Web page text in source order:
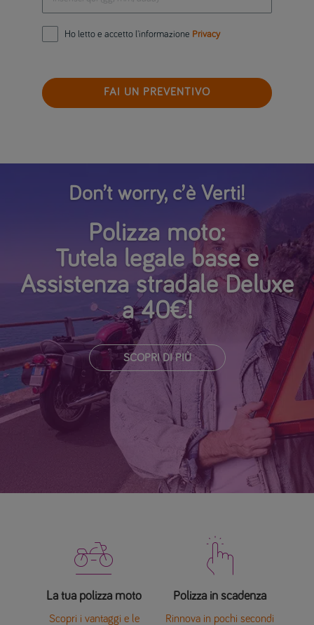
Ho letto e accetto l'informazione Privacy
FAI UN PREVENTIVO
Don’t worry, c’è Verti!
Polizza moto:
Tutela legale basee
Assistenza stradale Deluxe
a 40€!
SCOPRI DI PIÙ

La tua polizza moto
Scopri i vantaggi e le

Polizza in scadenza
Rinnova in pochi secondi